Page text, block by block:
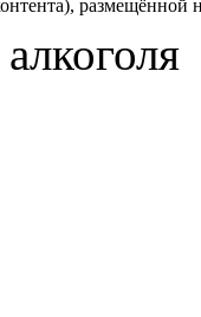
размещённой